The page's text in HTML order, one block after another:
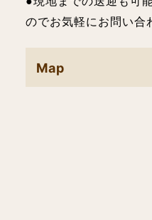
のでお気軽にお問い合
Map